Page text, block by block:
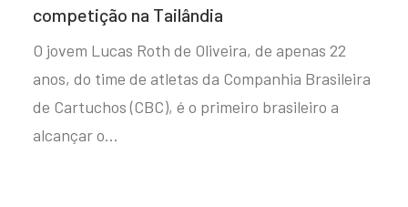
competição na Tailândia
O jovem Lucas Roth de Oliveira, de apenas 22
anos, do time de atletas da Companhia Brasileira
de Cartuchos (CBC), é o primeiro brasileiro a
alcançar o…